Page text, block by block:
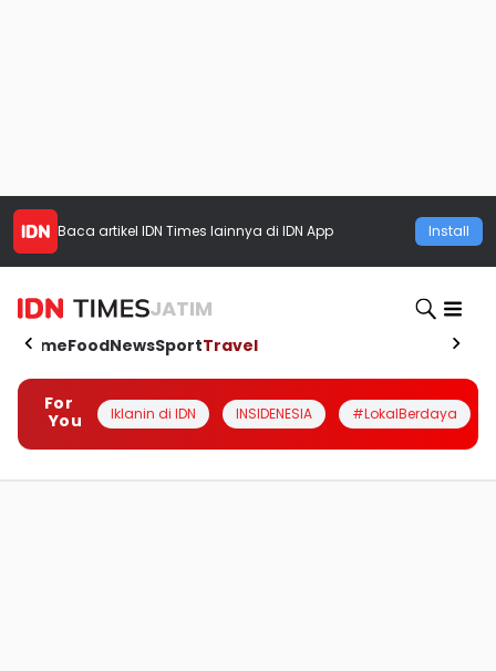
Baca artikel IDN Times lainnya di IDN App Install
JATIM
HomeFoodNewsSportTravel
For
You
Iklanin di IDN INSIDENESIA #LokalBerdaya